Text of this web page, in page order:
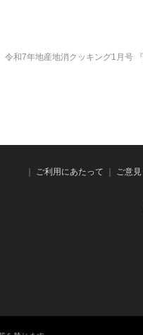
令和7年地産地消クッキング1月号
ご利用にあたって ご意